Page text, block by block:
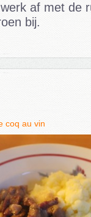
af met de
bij.
coq au vin